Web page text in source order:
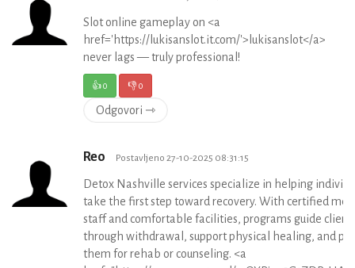
Slot online gameplay on <a
href='https://lukisanslot.it.com/'>lukisanslot</a>
never lags — truly professional!
👍0 👎0
Odgovori ⇾
Reo Postavljeno 27-10-2025 08:31:15
Detox Nashville services specialize in helping
take the first step toward recovery. With certified
staff and comfortable facilities, programs guide
through withdrawal, support physical healing, and
them for rehab or counseling. <a